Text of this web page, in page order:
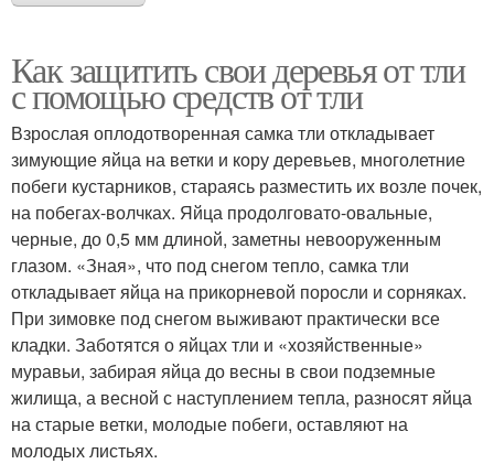
Как защитить свои деревья от тли
с помощью средств от тли
Взрослая оплодотворенная самка тли откладывает
зимующие яйца на ветки и кору деревьев, многолетние
побеги кустарников, стараясь разместить их возле почек,
на побегах-волчках. Яйца продолговато-овальные,
черные, до 0,5 мм длиной, заметны невооруженным
глазом. «Зная», что под снегом тепло, самка тли
откладывает яйца на прикорневой поросли и сорняках.
При зимовке под снегом выживают практически все
кладки. Заботятся о яйцах тли и «хозяйственные»
муравьи, забирая яйца до весны в свои подземные
жилища, а весной с наступлением тепла, разносят яйца
на старые ветки, молодые побеги, оставляют на
молодых листьях.